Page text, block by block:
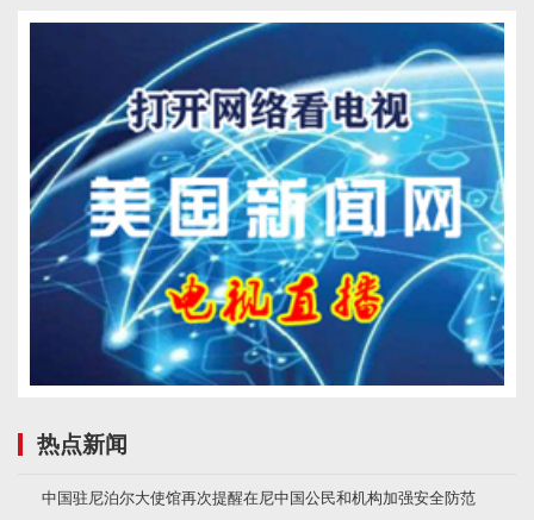
热点新闻
中国驻尼泊尔大使馆再次提醒在尼中国公民和机构加强安全防范